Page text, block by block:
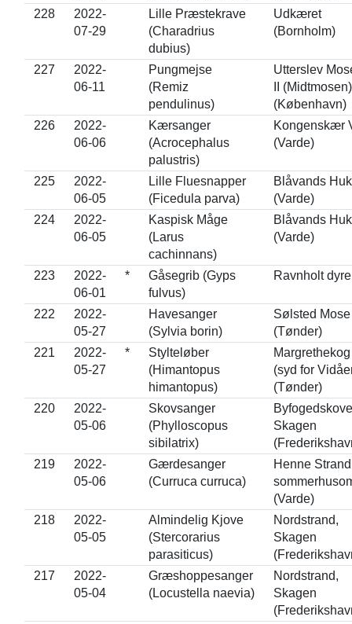
228
2022-
07-29
Lille Præstekrave
(Charadrius
dubius)
Udkæret
(Bornholm)
227
2022-
06-11
Pungmejse
(Remiz
pendulinus)
Utterslev
II (Midtmosen)
(København)
226
2022-
06-06
Kærsanger
(Acrocephalus
palustris)
Kongenskær
(Varde)
225
2022-
06-05
Lille Fluesnapper
(Ficedula parva)
Blåvands Huk
(Varde)
224
2022-
06-05
Kaspisk Måge
(Larus
cachinnans)
Blåvands Huk
(Varde)
223
2022-
06-01
*
Gåsegrib (Gyps
fulvus)
Ravnholt
222
2022-
05-27
Havesanger
(Sylvia borin)
Sølsted Mose
(Tønder)
221
2022-
05-27
*
Stylteløber
(Himantopus
himantopus)
(syd for
(Tønder)
220
2022-
05-06
Skovsanger
(Phylloscopus
sibilatrix)
Skagen
219
2022-
05-06
Gærdesanger
(Curruca curruca)
Henne Strand
(Varde)
218
2022-
05-05
Almindelig Kjove
(Stercorarius
parasiticus)
Nordstrand,
Skagen
217
2022-
05-04
Græshoppesanger
(Locustella naevia)
Nordstrand,
Skagen